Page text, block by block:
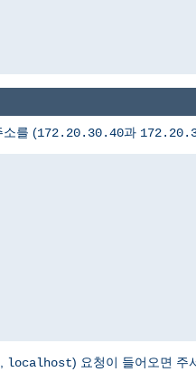
소를 (172.20.30.40과
localhost) 요청이 들어오면 주